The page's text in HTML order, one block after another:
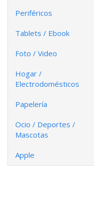
Periféricos
Tablets / Ebook
Foto / Video
Hogar /
Electrodomésticos
Papelería
Ocio / Deportes /
Mascotas
Apple